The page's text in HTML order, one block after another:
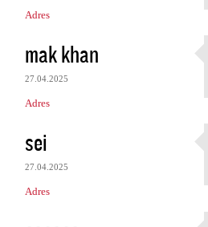
r
z
e
Adres
mak khan
27.04.2025
Adres
sei
27.04.2025
Adres